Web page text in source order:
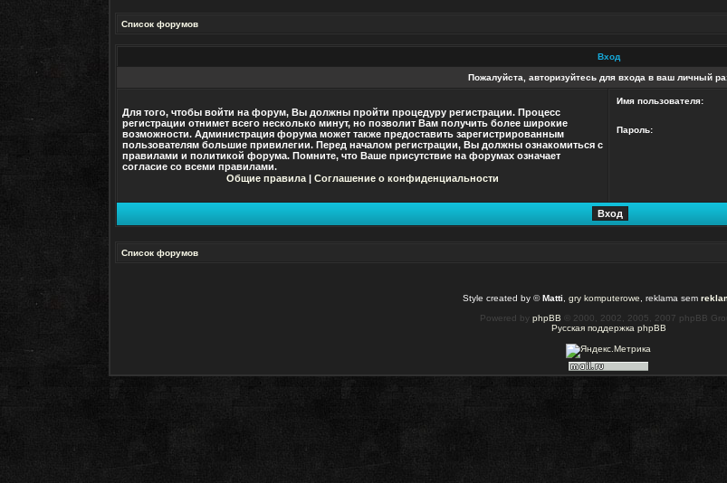
Список форумов
Вход
Пожалуйста, авторизуйтесь для входа в ваш личный
Для того, чтобы войти на форум, Вы должны пройти процедуру регистрации. Процесс
регистрации отнимет всего несколько минут, но позволит Вам получить более широкие
возможности. Администрация форума может также предоставить зарегистрированным
пользователям большие привилегии. Перед началом регистрации, Вы должны ознакомиться с
правилами и политикой форума. Помните, что Ваше присутствие на форумах означает
согласие со всеми правилами.
Общие правила | Соглашение о конфиденциальности
Имя пользователя:
Пароль:
Список форумов
Style created by ©Matti gry komputerowe , reklama sem
Powered by phpBB © 2000, 2002, 2005, 2007 phpBB
Русская поддержка phpBB